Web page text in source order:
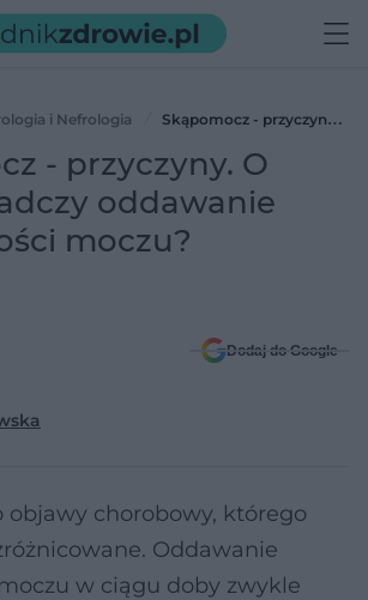
i Nefrologia
Skąpomocz - przyczyny. O
małych ilości moczu?
- przyczyny. O
oddawanie
moczu?
Dodaj do Google
objawy chorobowy, którego
Oddawanie
w ciągu doby zwykle